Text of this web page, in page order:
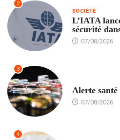
2
SOCIÉTÉ
L’IATA
sécurité
07/08/2026
3
Alerte santé
07/08/2026
4